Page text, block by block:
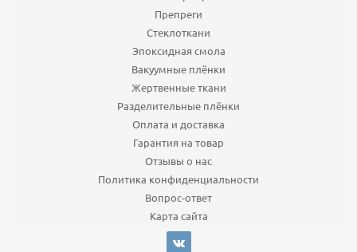
Препреги
Стеклоткани
Эпоксидная смола
Вакуумные плёнки
Жертвенные ткани
Разделительные плёнки
Оплата и доставка
Гарантия на товар
Отзывы о нас
Политика конфиденциальности
Вопрос-ответ
Карта сайта